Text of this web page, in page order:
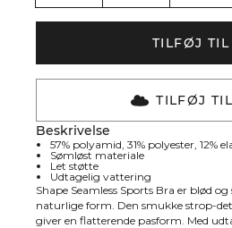
TILFØJ TIL
TILFØJ
Beskrivelse
57% polyamid, 31% polyester, 12%
Sømløst materiale
Let støtte
Udtagelig vattering
Shape Seamless Sports Bra er blød
naturlige form. Den smukke strop-
giver en flatterende pasform. Med